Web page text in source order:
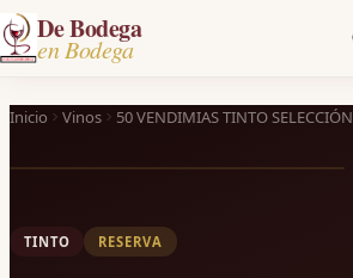
De Bodega
en Bodega
Inicio Vinos 50 VENDIMIAS TINTO SELECCIÓN
TINTO RESERVA